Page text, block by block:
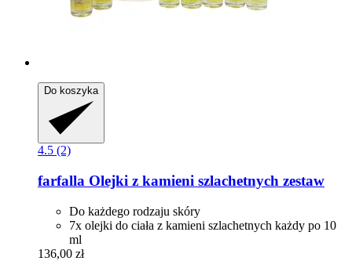
Do koszyka
4.5 (2)
farfalla Olejki z kamieni szlachetnych zestaw
Do każdego rodzaju skóry
7x olejki do ciała z kamieni szlachetnych każdy po 10
ml
136,00 zł